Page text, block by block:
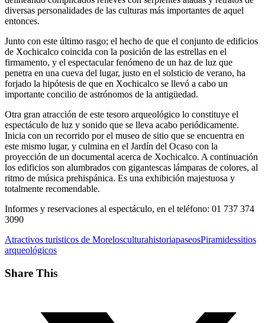
diversas personalidades de las culturas más importantes de aquel
entonces.
Junto con este último rasgo; el hecho de que el conjunto de edificios
de Xochicalco coincida con la posición de las estrellas en el
firmamento, y el espectacular fenómeno de un haz de luz que
penetra en una cueva del lugar, justo en el solsticio de verano, ha
forjado la hipótesis de que en Xochicalco se llevó a cabo un
importante concilio de astrónomos de la antigüedad.
Otra gran atracción de este tesoro arqueológico lo constituye el
espectáculo de luz y sonido que se lleva acabo periódicamente.
Inicia con un recorrido por el museo de sitio que se encuentra en
este mismo lugar, y culmina en el Jardín del Ocaso con la
proyección de un documental acerca de Xochicalco. A continuación
los edificios son alumbrados con gigantescas lámparas de colores, al
ritmo de música prehispánica. Es una exhibición majestuosa y
totalmente recomendable.
Informes y reservaciones al espectáculo, en el teléfono: 01 737 374
3090
Atractivos turisticos de MorelosculturahistoriapaseosPiramidessitios
arqueológicos
Share This